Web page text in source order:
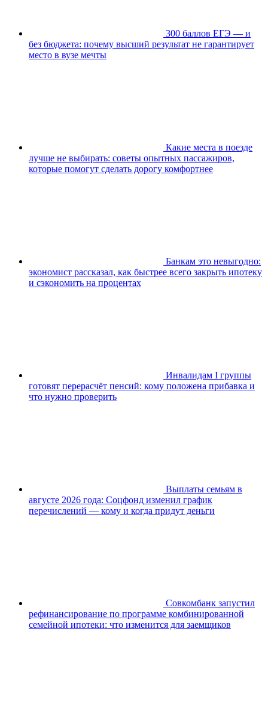
300 баллов ЕГЭ — и
без бюджета: почему высший результат не гарантирует
место в вузе мечты
Какие места в поезде
лучше не выбирать: советы опытных пассажиров,
которые помогут сделать дорогу комфортнее
Банкам это невыгодно:
экономист рассказал, как быстрее всего закрыть ипотеку
и сэкономить на процентах
Инвалидам I группы
готовят перерасчёт пенсий: кому положена прибавка и
что нужно проверить
Выплаты семьям в
августе 2026 года: Соцфонд изменил график
перечислений — кому и когда придут деньги
Совкомбанк запустил
рефинансирование по программе комбинированной
семейной ипотеки: что изменится для заемщиков